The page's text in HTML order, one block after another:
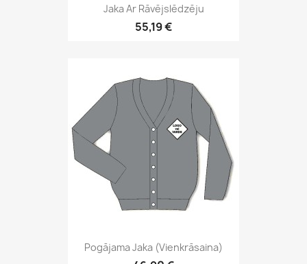
Jaka Ar Rāvējslēdzēju
55,19 €
Pogājama Jaka (vienkrāsaina)